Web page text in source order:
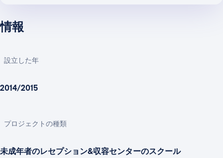
情報
設立した年
2014/2015
プロジェクトの種類
未成年者のレセプション&収容センターのスクール